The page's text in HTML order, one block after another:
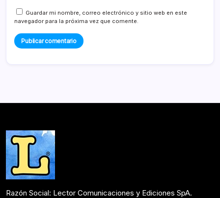
Guardar mi nombre, correo electrónico y sitio web en este
navegador para la próxima vez que comente.
Razón Social: Lector Comunicaciones y Ediciones SpA.